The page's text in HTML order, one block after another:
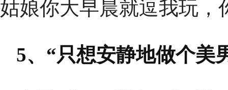
姑娘你大早晨就逗我玩，
5、“只想安静地做个美